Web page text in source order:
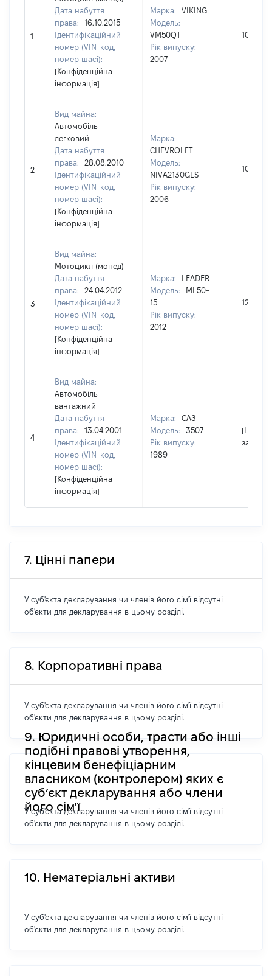
1
Дата набуття
права:
16.10.2015
Ідентифікаційний
номер (VIN-код,
номер шасі):
[Конфіденційна
інформація]
Марка:
VIKING
Модель:
VM50QT
Рік випуску:
2007
10000
2
Вид майна:
Автомобіль
легковий
Дата набуття
права:
28.08.2010
Ідентифікаційний
номер (VIN-код,
номер шасі):
[Конфіденційна
інформація]
Марка:
CHEVROLET
Модель:
NIVA2130GLS
Рік випуску:
2006
100000
3
Вид майна:
Мотоцикл (мопед)
Дата набуття
права:
24.04.2012
Ідентифікаційний
номер (VIN-код,
номер шасі):
[Конфіденційна
інформація]
Марка:
LEADER
Модель:
ML50-
15
Рік випуску:
2012
12000
4
Вид майна:
Автомобіль
вантажний
Дата набуття
права:
13.04.2001
Ідентифікаційний
номер (VIN-код,
номер шасі):
[Конфіденційна
інформація]
Марка:
CAЗ
Модель:
3507
Рік випуску:
1989
[Не
7. Цінні папери
У суб'єкта декларування чи членів його сім'ї відсутні
об'єкти для декларування в цьому розділі.
8. Корпоративні права
У суб'єкта декларування чи членів його сім'ї відсутні
об'єкти для декларування в цьому розділі.
9. Юридичні особи, трасти або інші
подібні правові утворення,
кінцевим бенефіціарним
власником (контролером) яких є
суб’єкт декларування або члени
його сім'ї
У суб'єкта декларування чи членів його сім'ї відсутні
об'єкти для декларування в цьому розділі.
10. Нематеріальні активи
У суб'єкта декларування чи членів його сім'ї відсутні
об'єкти для декларування в цьому розділі.